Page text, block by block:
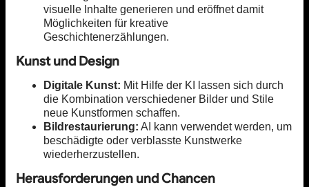
visuelle Inhalte generieren und eröffnet damit
Möglichkeiten für kreative
Geschichtenerzählungen.
Kunst und Design
Digitale Kunst: Mit Hilfe der KI lassen sich durch
die Kombination verschiedener Bilder und Stile
neue Kunstformen schaffen.
Bildrestaurierung: AI kann verwendet werden, um
beschädigte oder verblasste Kunstwerke
wiederherzustellen.
Herausforderungen und Chancen